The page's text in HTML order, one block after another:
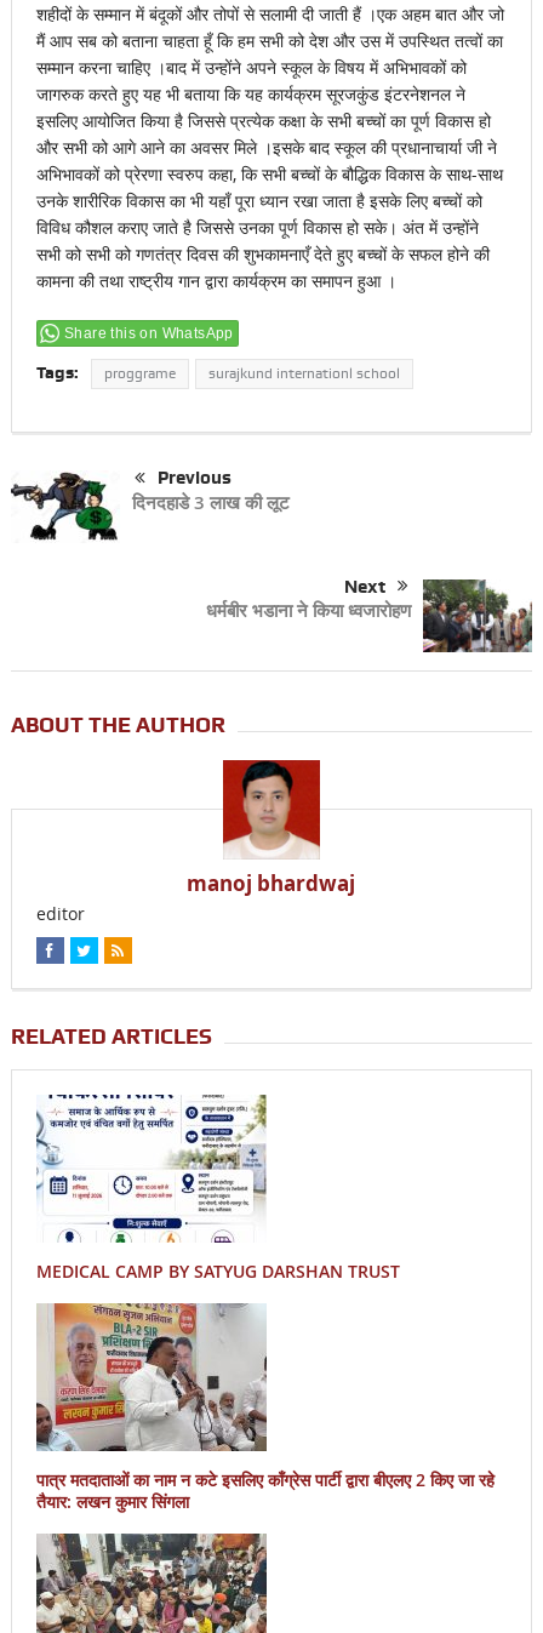
शहीदों के सम्मान में बंदूकों और तोपों से सलामी दी जाती हैं ।एक अहम बात और जो
मैं आप सब को बताना चाहता हूँ कि हम सभी को देश और उस में उपस्थित तत्वों का
सम्मान करना चाहिए ।बाद में उन्होंने अपने स्कूल के विषय में अभिभावकों को
जागरुक करते हुए यह भी बताया कि यह कार्यक्रम सूरजकुंड इंटरनेशनल ने
इसलिए आयोजित किया है जिससे प्रत्येक कक्षा के सभी बच्चों का पूर्ण विकास हो
और सभी को आगे आने का अवसर मिले ।इसके बाद स्कूल की प्रधानाचार्या जी ने
अभिभावकों को प्रेरणा स्वरुप कहा, कि सभी बच्चों के बौद्धिक विकास के साथ-साथ
उनके शारीरिक विकास का भी यहाँ पूरा ध्यान रखा जाता है इसके लिए बच्चों को
विविध कौशल कराए जाते है जिससे उनका पूर्ण विकास हो सके। अंत में उन्होंने
सभी को सभी को गणतंत्र दिवस की शुभकामनाएँ देते हुए बच्चों के सफल होने की
कामना की तथा राष्ट्रीय गान द्वारा कार्यक्रम का समापन हुआ ।
Share this on WhatsApp
Tags: proggrame surajkund internationl school
Previous
दिनदहाडे 3 लाख की लूट
Next
धर्मबीर भडाना ने किया ध्वजारोहण
ABOUT THE AUTHOR
manoj bhardwaj
editor
RELATED ARTICLES
MEDICAL CAMP BY SATYUG DARSHAN TRUST
पात्र मतदाताओं का नाम न कटे इसलिए काँग्रेस पार्टी द्वारा बीएलए 2 किए जा रहे
तैयार: लखन कुमार सिंगला